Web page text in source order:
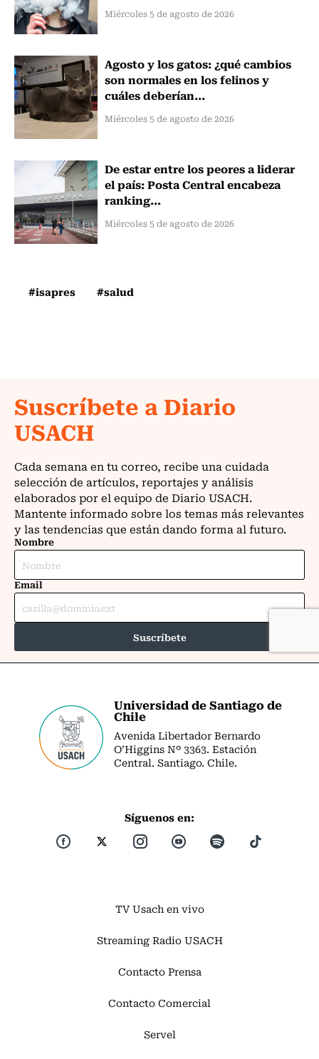
Miércoles 5 de agosto de 2026
Agosto y los gatos: ¿qué cambios
son normales en los felinos y
cuáles deberían...
Miércoles 5 de agosto de 2026
De estar entre los peores a liderar
el país: Posta Central encabeza
ranking...
Miércoles 5 de agosto de 2026
#isapres #salud
Universidad de Santiago de
Chile
Avenida Libertador Bernardo
O’Higgins Nº 3363. Estación
Central. Santiago. Chile.
Síguenos en:
TV Usach en vivo
Streaming Radio USACH
Contacto Prensa
Contacto Comercial
Servel